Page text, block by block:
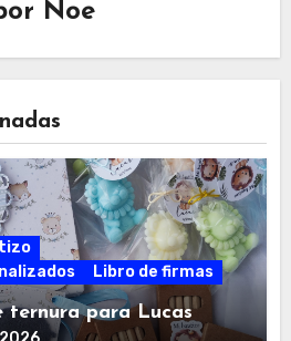
Noe
Libro de firmas
ternura para Lucas